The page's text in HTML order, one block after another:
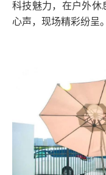
科技魅力，在户外休
心声，现场精彩纷呈。